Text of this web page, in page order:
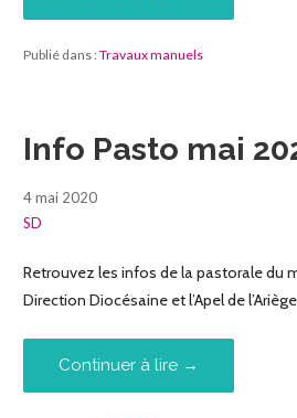
Publié dans :Travaux manuels
Info Pasto mai
4 mai 2020
SD
Retrouvez les infos de la pastorale du
Direction Diocésaine et l’Apel de
Continuer à lire →